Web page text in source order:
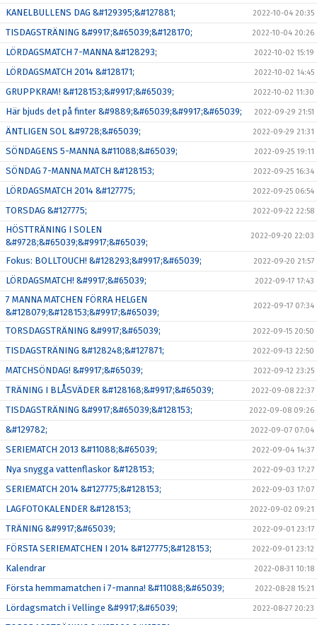
KANELBULLENS DAG &#129395;&#127881; 2022-10-04 20:35
TISDAGSTRÄNING &#9917;&#65039;&#128170; 2022-10-04 20:26
LÖRDAGSMATCH 7-MANNA &#128293; 2022-10-02 15:19
LÖRDAGSMATCH 2014 &#128171; 2022-10-02 14:45
GRUPPKRAM! &#128153;&#9917;&#65039; 2022-10-02 11:30
Här bjuds det på finter &#9889;&#65039;&#9917;&#65039; 2022-09-29 21:51
ÄNTLIGEN SOL &#9728;&#65039; 2022-09-29 21:31
SÖNDAGENS 5-MANNA &#11088;&#65039; 2022-09-25 19:11
SÖNDAG 7-MANNA MATCH &#128153; 2022-09-25 16:34
LÖRDAGSMATCH 2014 &#127775; 2022-09-25 06:54
TORSDAG &#127775; 2022-09-22 22:58
HÖSTTRÄNING I SOLEN
&#9728;&#65039;&#9917;&#65039;
2022-09-20 22:03
Fokus: BOLLTOUCH! &#128293;&#9917;&#65039; 2022-09-20 21:57
LÖRDAGSMATCH! &#9917;&#65039; 2022-09-17 17:43
7 MANNA MATCHEN FÖRRA HELGEN
&#128079;&#128153;&#9917;&#65039;
2022-09-17 07:34
TORSDAGSTRÄNING &#9917;&#65039; 2022-09-15 20:50
TISDAGSTRÄNING &#128248;&#127871; 2022-09-13 22:50
MATCHSÖNDAG! &#9917;&#65039; 2022-09-12 23:25
TRÄNING I BLÅSVÄDER &#128168;&#9917;&#65039; 2022-09-08 22:37
TISDAGSTRÄNING &#9917;&#65039;&#128153; 2022-09-08 09:26
&#129782; 2022-09-07 07:04
SERIEMATCH 2013 &#11088;&#65039; 2022-09-04 14:37
Nya snygga vattenflaskor &#128153; 2022-09-03 17:27
SERIEMATCH 2014 &#127775;&#128153; 2022-09-03 17:07
LAGFOTOKALENDER &#128153; 2022-09-02 09:21
TRÄNING &#9917;&#65039; 2022-09-01 23:17
FÖRSTA SERIEMATCHEN I 2014 &#127775;&#128153; 2022-09-01 23:12
Kalendrar 2022-08-31 10:18
Första hemmamatchen i 7-manna! &#11088;&#65039; 2022-08-28 15:21
Lördagsmatch i Vellinge &#9917;&#65039; 2022-08-27 20:23